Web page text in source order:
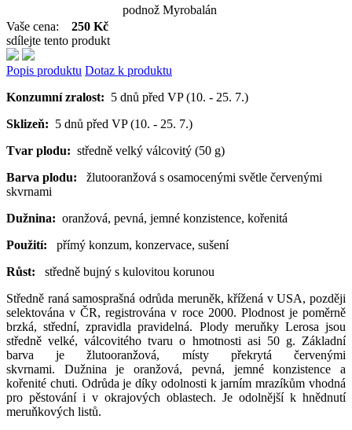
podnož Myrobalán
Vaše cena: 250 Kč
sdílejte tento produkt
Popis produktu Dotaz k produktu
Konzumní zralost: 5 dnů před VP (10. - 25. 7.)
Sklizeň: 5 dnů před VP (10. - 25. 7.)
Tvar plodu: středně velký válcovitý (50 g)
Barva plodu:
žlutooranžová s osamocenými světle červenými
skvrnami
Dužnina: oranžová, pevná, jemné konzistence, kořenitá
Použití: přímý konzum, konzervace, sušení
Růst: středně bujný s kulovitou korunou
Středně raná samosprašná odrůda meruněk, křížená v USA, později
selektována v ČR, registrována v roce 2000. Plodnost je poměrně
brzká, střední, zpravidla pravidelná. Plody meruňky Lerosa jsou
středně velké, válcovitého tvaru o hmotnosti asi 50 g. Základní
barva je žlutooranžová, místy překrytá červenými
skvrnami. Dužnina je oranžová, pevná, jemné konzistence a
kořenité chuti. Odrůda je díky odolnosti k jarním mrazíkům vhodná
pro pěstování i v okrajových oblastech. Je odolnější k hnědnutí
meruňkových listů.